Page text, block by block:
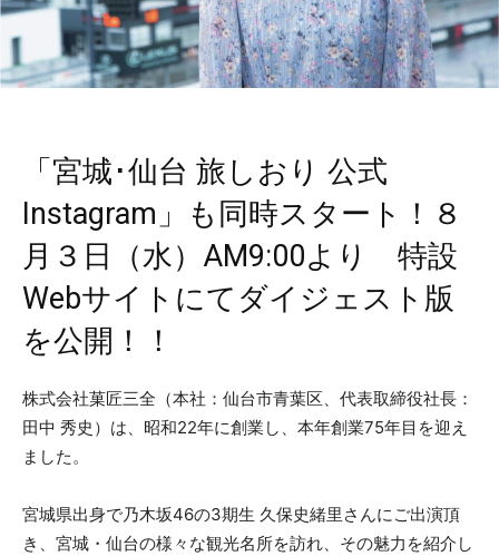
「宮城･仙台 旅しおり 公式
Instagram」も同時スタート！８
月３日（水）AM9:00より 特設
Webサイトにてダイジェスト版
を公開！！
株式会社菓匠三全（本社：仙台市青葉区、代表取締役社長：
田中 秀史）は、昭和22年に創業し、本年創業75年目を迎え
ました。
宮城県出身で乃木坂46の3期生 久保史緒里さんにご出演頂
き、宮城・仙台の様々な観光名所を訪れ、その魅力を紹介し